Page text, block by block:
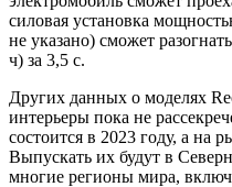
силовая установка
не указано) сможет
ч) за 3,5 с.
Других данных о моделях
интерьеры пока не
состоится в 2023 году, а на
Выпускать их будут в
многие регионы мира,